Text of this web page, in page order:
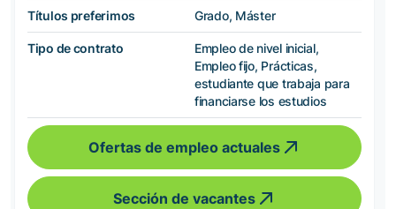
Títulos preferimos Grado, Máster
Tipo de contrato
Empleo de nivel inicial,
Empleo fijo, Prácticas,
estudiante que trabaja para
financiarse los estudios
Ofertas de empleo actuales
Sección de vacantes